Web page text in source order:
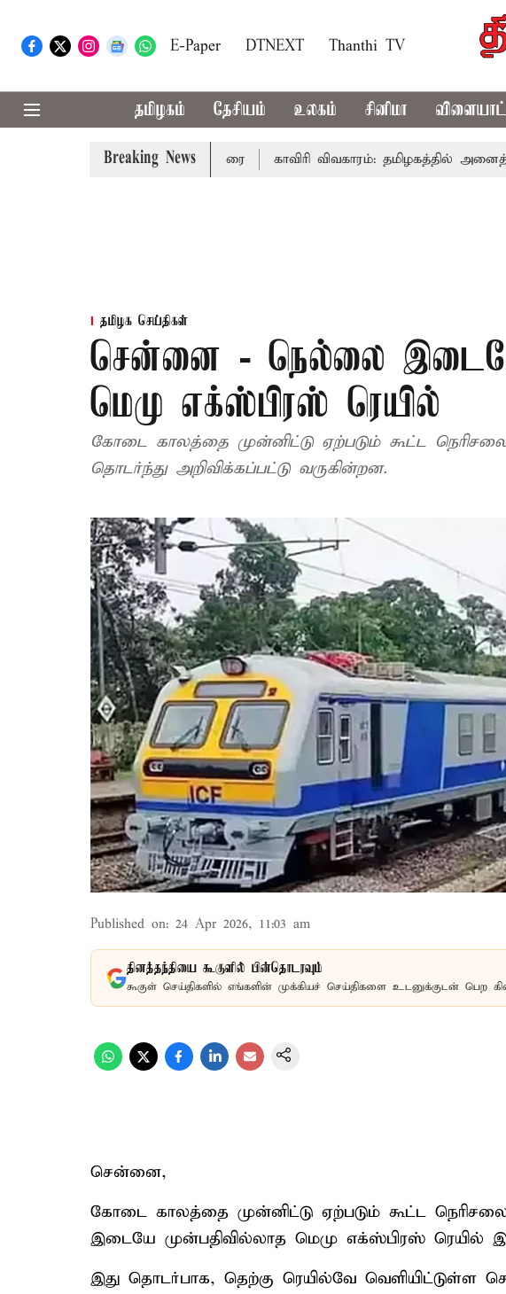
E-Paper DTNEXT Thanthi TV
தமிழகம் தேசியம் உலகம் சினிமா
Breaking News
முதல்-அமைச்சர் விஜய் உரை காவிரி விவகாரம்: தமிழகத்தில் அனைத்து
தமிழக செய்திகள்
சென்னை - நெல்லை இடையே
மெமு எக்ஸ்பிரஸ் ரெயில்
கோடை காலத்தை முன்னிட்டு ஏற்படும் கூட்ட நெரிசலை
தொடர்ந்து அறிவிக்கப்பட்டு வருகின்றன.
Published on: 24 Apr 2026, 11:03 am
தினத்தந்தியை கூகுளில் பின்தொடரவும்
கூகுள் செய்திகளில் எங்களின் முக்கியச் செய்திகளை உடனுக்குடன் பெற
சென்னை,
கோடை காலத்தை முன்னிட்டு ஏற்படும் கூட்ட
இடையே முன்பதிவில்லாத மெமு எக்ஸ்பிரஸ் ரெயில்
இது தொடர்பாக, தெற்கு ரெயில்வே வெளியிட்டுள்ள